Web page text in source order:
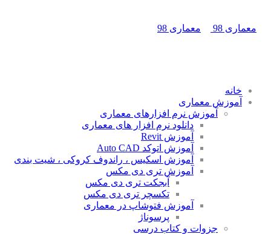
خانه
آموزش معماری
آموزش نرم افزارهای معماری
دانلود نرم افزار های معماری
آموزش Revit
آموزش اتوکد Auto CAD
آموزش اسکیس ، راندوف کروکی ، شیت بندی
آموزش تری دی مکس
آبجکت تری دی مکس
تکسچر تری دی مکس
آموزش فتوشاپ در معماری
پرسوناژ
جزوات و کتاب درسی